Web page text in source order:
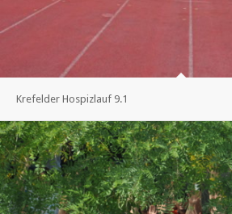
Krefelder Hospizlauf 9.1